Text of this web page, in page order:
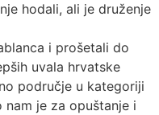
hodali, ali je druženje
i prošetali do
uvala hrvatske
područje u kategoriji
nam je za opuštanje i